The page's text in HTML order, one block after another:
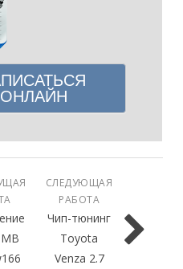
ОНЛАЙН
СЛЕДУЮЩАЯ
РАБОТА
Чип-тюнинг
Toyota
Venza 2.7